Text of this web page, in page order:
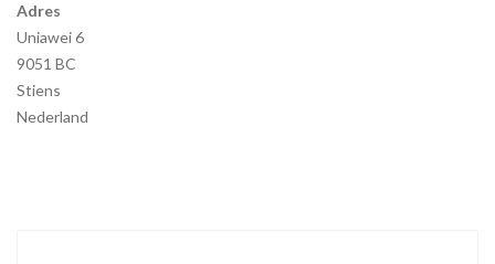
Adres
Uniawei 6
9051 BC
Stiens
Nederland